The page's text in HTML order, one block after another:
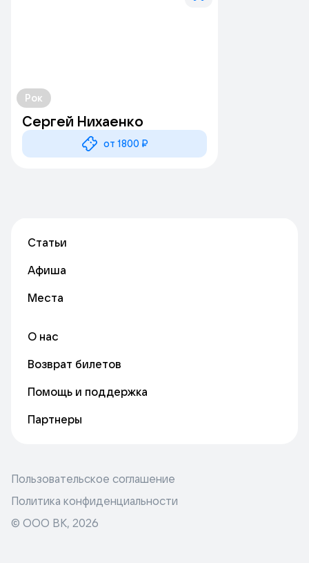
Рок
Сергей Нихаенко
от 1800 ₽
Статьи
Афиша
Места
О нас
Возврат билетов
Помощь и поддержка
Партнеры
Пользовательское соглашение
Политика конфиденциальности
© ООО ВК, 2026